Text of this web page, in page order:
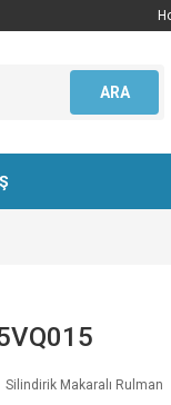
ARA
Silindirik Makaralı Rulman